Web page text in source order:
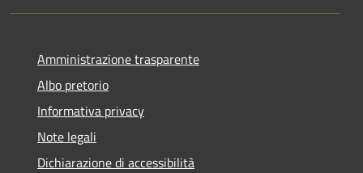
Amministrazione trasparente
Albo pretorio
Informativa privacy
Note legali
Dichiarazione di accessibilità